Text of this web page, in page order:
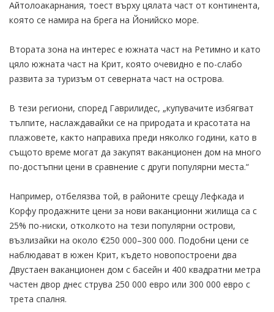
Айтолоакарнания, тоест върху цялата част от континента,
която се намира на брега на Йонийско море.
Втората зона на интерес е южната част на Ретимно и като
цяло южната част на Крит, която очевидно е по-слабо
развита за туризъм от северната част на острова.
В тези региони, според Гаврилидес, „купувачите избягват
тълпите, наслаждавайки се на природата и красотата на
плажовете, както направиха преди няколко години, като в
същото време могат да закупят ваканционен дом на много
по-достъпни цени в сравнение с други популярни места.“
Например, отбелязва той, в районите срещу Лефкада и
Корфу продажните цени за нови ваканционни жилища са с
25% по-ниски, отколкото на тези популярни острови,
възлизайки на около €250 000–300 000. Подобни цени се
наблюдават в южен Крит, където новопостроени два
Двустаен ваканционен дом с басейн и 400 квадратни метра
частен двор днес струва 250 000 евро или 300 000 евро с
трета спалня.